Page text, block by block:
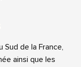
de la France,
ainsi que les